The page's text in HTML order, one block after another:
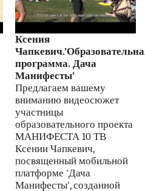
Ксения
программа. Дача
Манифесты’
Предлагаем вашему
вниманию видеосюжет
участницы
образовательного проекта
МАНИФЕСТА 10 ТВ
Ксении Чапкевич,
посвященный мобильной
платформе 'Дача
Манифесты', созданной